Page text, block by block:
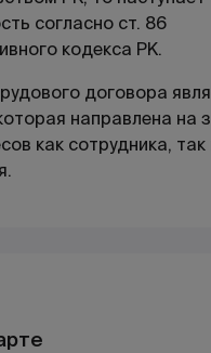
согласно ст. 86
кодекса РК.
договора
направлена на
как сотрудника, так